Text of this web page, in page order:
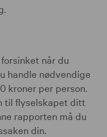
når du
handle nødvendige
kroner per person.
til flyselskapet ditt
rapporten må du
din.